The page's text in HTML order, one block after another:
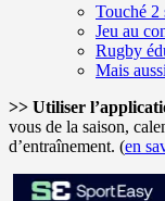
Touché
Jeu au
Rugby
Mais
>> Utiliser
vous de la saison,
d’entraînement. (en